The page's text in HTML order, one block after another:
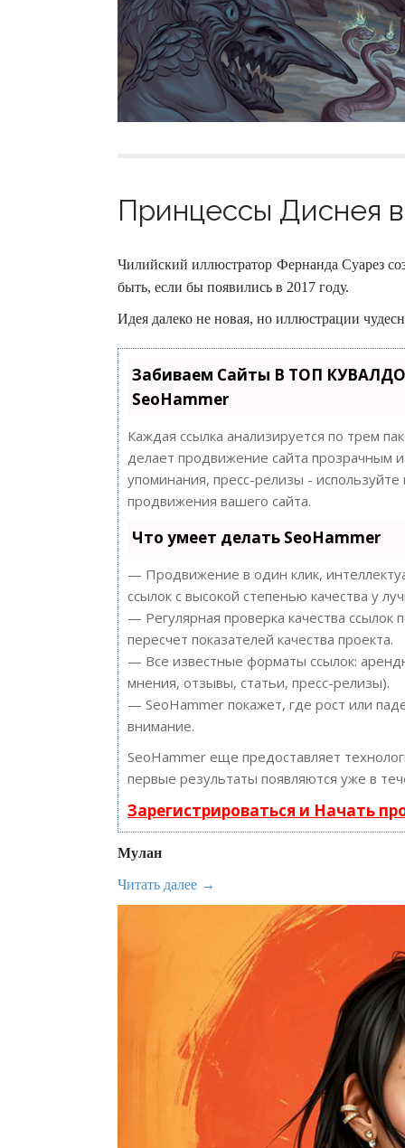
Принцессы Диснея
Чилийский иллюстратор Фернанда Суарез
быть, если бы появились в 2017 году.
Идея далеко не новая, но иллюстрации
Забиваем Сайты В ТОП
SeoHammer
Каждая ссылка анализируется по трем
делает продвижение сайта прозрачным
упоминания, пресс-релизы -
продвижения вашего сайта.
Что умеет делать SeoHammer
— Продвижение в один клик,
ссылок с высокой степенью качества у
— Регулярная проверка качества
пересчет показателей качества проекта.
— Все известные форматы ссылок:
мнения, отзывы, статьи, пресс-релизы).
— SeoHammer покажет, где рост или
внимание.
SeoHammer еще предоставляет
первые результаты появляются уже в
Зарегистрироваться и Начать
Мулан
Читать далее →